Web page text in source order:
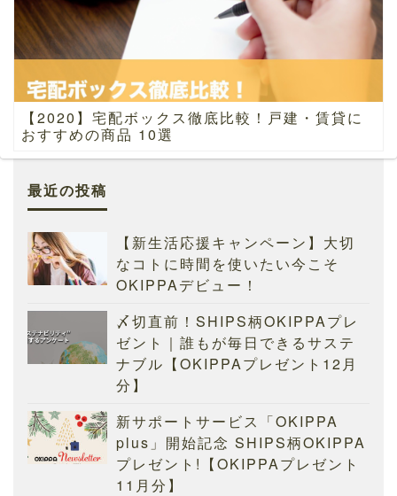
【2020】宅配ボックス徹底比較！戸建・賃貸に
おすすめの商品 10選
最近の投稿
【新生活応援キャンペーン】大切
なコトに時間を使いたい今こそ
OKIPPAデビュー！
〆切直前！SHIPS柄OKIPPAプレ
ゼント｜誰もが毎日できるサステ
ナブル【OKIPPAプレゼント12月
分】
新サポートサービス「OKIPPA
plus」開始記念 SHIPS柄OKIPPA
プレゼント!【OKIPPAプレゼント
11月分】